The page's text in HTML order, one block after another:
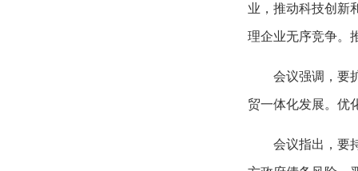
业，推动科技创新
理企业无序竞争。
会议强调，要
贸一体化发展。优
会议指出，要